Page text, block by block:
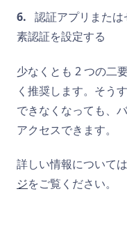
認証アプリまた
素認証を設定する
少なくとも 2 つの二
く推奨します。そう
できなくなっても、
アクセスできます。
詳しい情報については
ジをご覧ください。